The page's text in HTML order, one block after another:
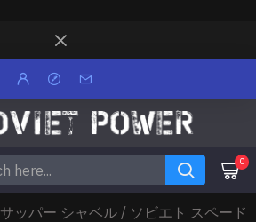
0
ッパー シャベル / ソビエト スペード